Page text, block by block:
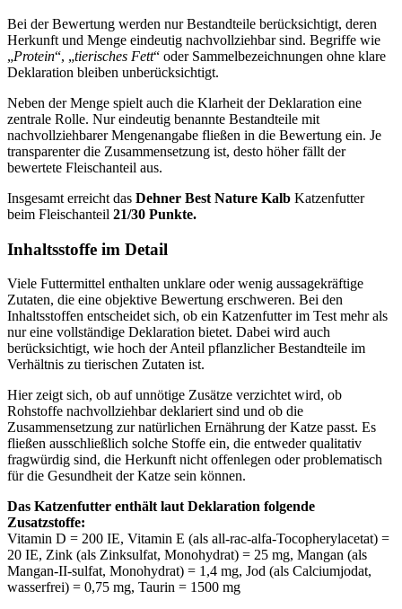
Bei der Bewertung werden nur Bestandteile berücksichtigt, deren
Herkunft und Menge eindeutig nachvollziehbar sind. Begriffe wie
„Protein“, „tierisches Fett“ oder Sammelbezeichnungen ohne klare
Deklaration bleiben unberücksichtigt.
Neben der Menge spielt auch die Klarheit der Deklaration eine
zentrale Rolle. Nur eindeutig benannte Bestandteile mit
nachvollziehbarer Mengenangabe fließen in die Bewertung ein. Je
transparenter die Zusammensetzung ist, desto höher fällt der
bewertete Fleischanteil aus.
Insgesamt erreicht das Dehner Best Nature Kalb Katzenfutter
beim Fleischanteil 21/30 Punkte.
Inhaltsstoffe im Detail
Viele Futtermittel enthalten unklare oder wenig aussagekräftige
Zutaten, die eine objektive Bewertung erschweren. Bei den
Inhaltsstoffen entscheidet sich, ob ein Katzenfutter im Test mehr als
nur eine vollständige Deklaration bietet. Dabei wird auch
berücksichtigt, wie hoch der Anteil pflanzlicher Bestandteile im
Verhältnis zu tierischen Zutaten ist.
Hier zeigt sich, ob auf unnötige Zusätze verzichtet wird, ob
Rohstoffe nachvollziehbar deklariert sind und ob die
Zusammensetzung zur natürlichen Ernährung der Katze passt. Es
fließen ausschließlich solche Stoffe ein, die entweder qualitativ
fragwürdig sind, die Herkunft nicht offenlegen oder problematisch
für die Gesundheit der Katze sein können.
Das Katzenfutter enthält laut Deklaration folgende
Zusatzstoffe:
Vitamin D = 200 IE, Vitamin E (als all-rac-alfa-Tocopherylacetat) =
20 IE, Zink (als Zinksulfat, Monohydrat) = 25 mg, Mangan (als
Mangan-II-sulfat, Monohydrat) = 1,4 mg, Jod (als Calciumjodat,
wasserfrei) = 0,75 mg, Taurin = 1500 mg